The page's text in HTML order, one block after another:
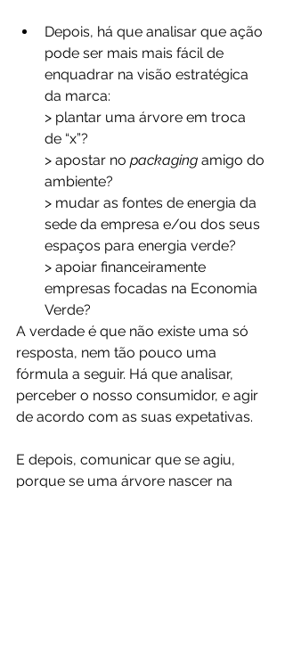
Depois, há que analisar que ação
pode ser mais mais fácil de
enquadrar na visão estratégica
da marca:
> plantar uma árvore em troca
de “x”?
> apostar no packaging amigo do
ambiente?
> mudar as fontes de energia da
sede da empresa e/ou dos seus
espaços para energia verde?
> apoiar financeiramente
empresas focadas na Economia
Verde?
A verdade é que não existe uma só
resposta, nem tão pouco uma
fórmula a seguir. Há que analisar,
perceber o nosso consumidor, e agir
de acordo com as suas expetativas.
E depois, comunicar que se agiu,
porque se uma árvore nascer na